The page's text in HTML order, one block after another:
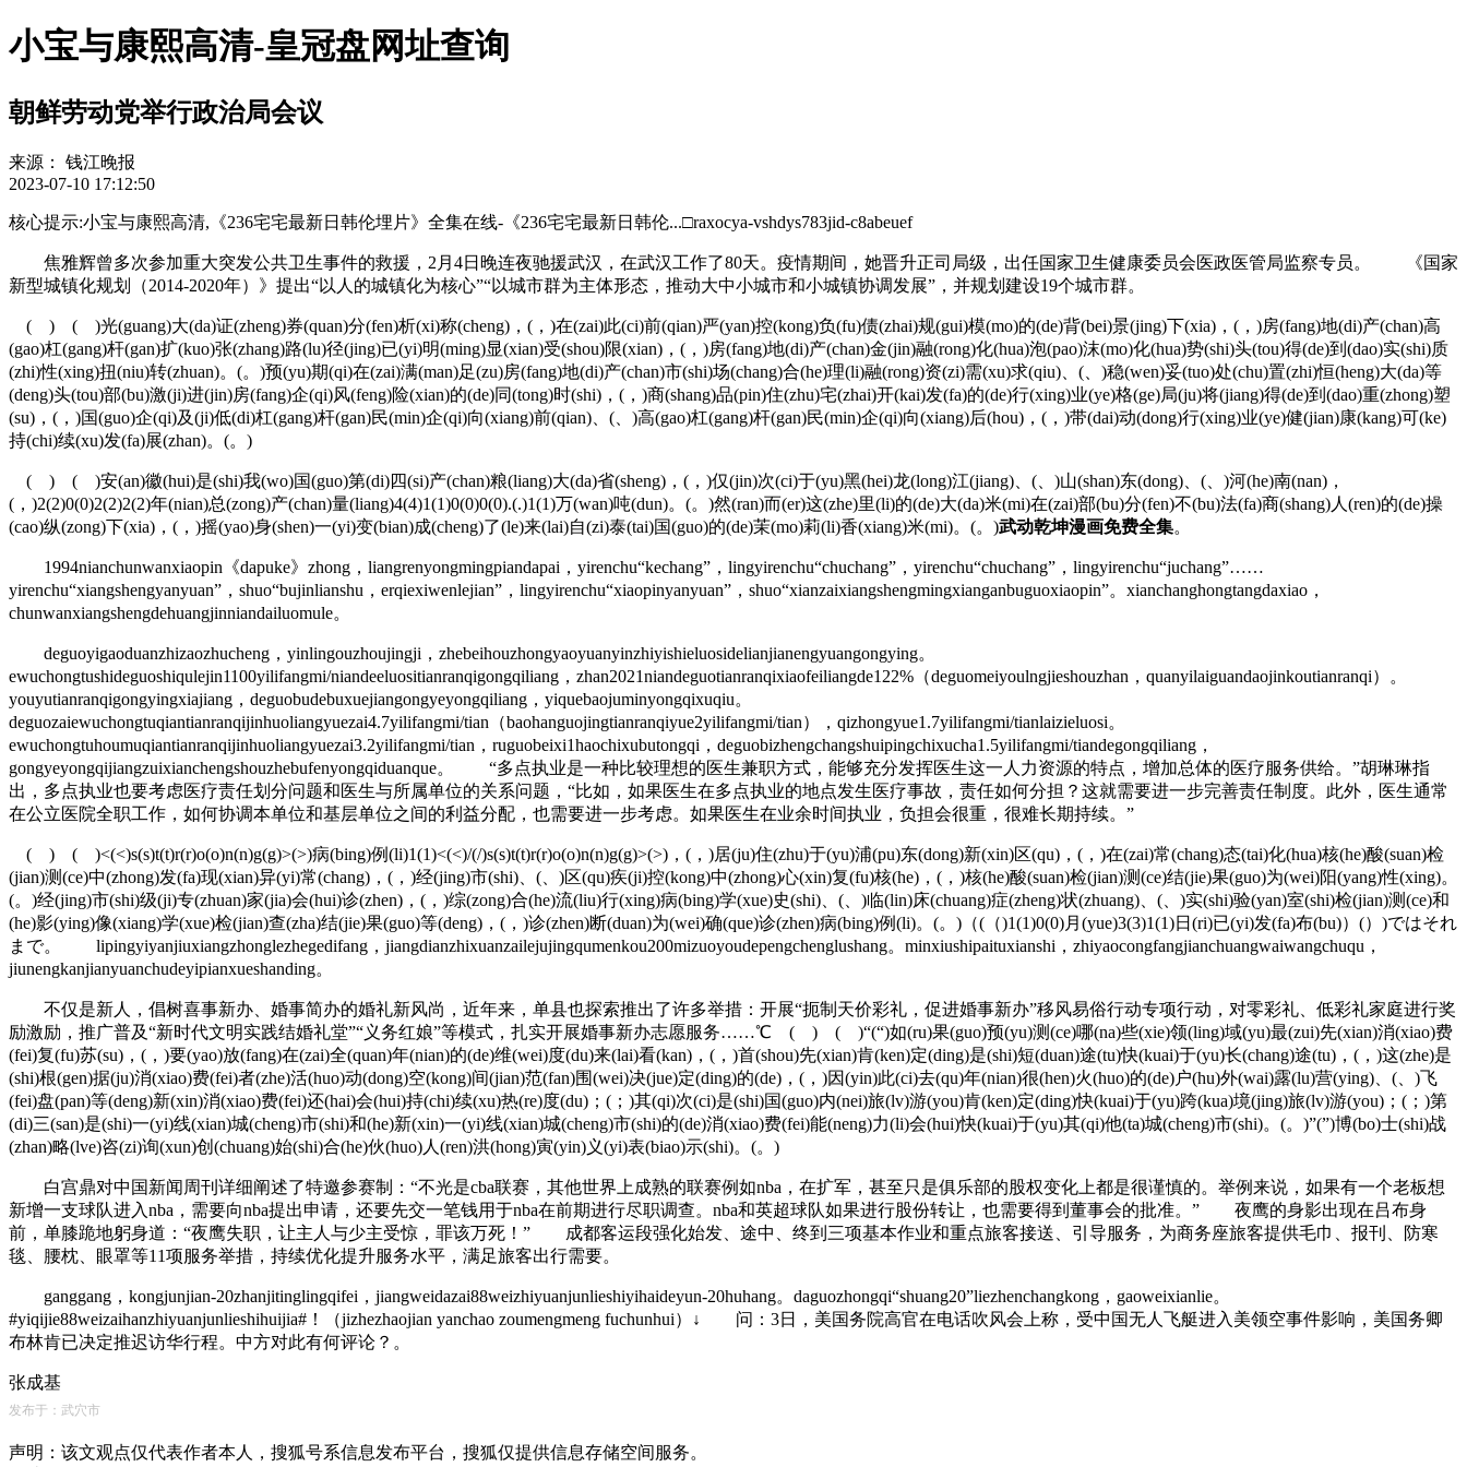
小宝与康熙高清-皇冠盘网址查询
朝鲜劳动党举行政治局会议
来源：
钱江晚报
2023-07-10 17:12:50
核心提示:小宝与康熙高清,《236宅宅最新日韩伦埋片》全集在线-《236宅宅最新日韩伦...□raxocya-vshdys783jid-c8abeuef
焦雅辉曾多次参加重大突发公共卫生事件的救援，2月4日晚连夜驰援武汉，在武汉工作了80天。疫情期间，她晋升正司局级，出任国家卫生健康委员会医政医管局监察专员。 《国家
新型城镇化规划（2014-2020年）》提出“以人的城镇化为核心”“以城市群为主体形态，推动大中小城市和小城镇协调发展”，并规划建设19个城市群。
( ) ( )光(guang)大(da)证(zheng)券(quan)分(fen)析(xi)称(cheng)，(，)在(zai)此(ci)前(qian)严(yan)控(kong)负(fu)债(zhai)规(gui)模(mo)的(de)背(bei)景(jing)下(xia)，(，)房(fang)地(di)产(chan)高
(gao)杠(gang)杆(gan)扩(kuo)张(zhang)路(lu)径(jing)已(yi)明(ming)显(xian)受(shou)限(xian)，(，)房(fang)地(di)产(chan)金(jin)融(rong)化(hua)泡(pao)沫(mo)化(hua)势(shi)头(tou)得(de)到(dao)实(shi)质
(zhi)性(xing)扭(niu)转(zhuan)。(。)预(yu)期(qi)在(zai)满(man)足(zu)房(fang)地(di)产(chan)市(shi)场(chang)合(he)理(li)融(rong)资(zi)需(xu)求(qiu)、(、)稳(wen)妥(tuo)处(chu)置(zhi)恒(heng)大(da)等
(deng)头(tou)部(bu)激(ji)进(jin)房(fang)企(qi)风(feng)险(xian)的(de)同(tong)时(shi)，(，)商(shang)品(pin)住(zhu)宅(zhai)开(kai)发(fa)的(de)行(xing)业(ye)格(ge)局(ju)将(jiang)得(de)到(dao)重(zhong)塑
(su)，(，)国(guo)企(qi)及(ji)低(di)杠(gang)杆(gan)民(min)企(qi)向(xiang)前(qian)、(、)高(gao)杠(gang)杆(gan)民(min)企(qi)向(xiang)后(hou)，(，)带(dai)动(dong)行(xing)业(ye)健(jian)康(kang)可(ke)
持(chi)续(xu)发(fa)展(zhan)。(。)
( ) ( )安(an)徽(hui)是(shi)我(wo)国(guo)第(di)四(si)产(chan)粮(liang)大(da)省(sheng)，(，)仅(jin)次(ci)于(yu)黑(hei)龙(long)江(jiang)、(、)山(shan)东(dong)、(、)河(he)南(nan)，
(，)2(2)0(0)2(2)2(2)年(nian)总(zong)产(chan)量(liang)4(4)1(1)0(0)0(0).(.)1(1)万(wan)吨(dun)。(。)然(ran)而(er)这(zhe)里(li)的(de)大(da)米(mi)在(zai)部(bu)分(fen)不(bu)法(fa)商(shang)人(ren)的(de)操
(cao)纵(zong)下(xia)，(，)摇(yao)身(shen)一(yi)变(bian)成(cheng)了(le)来(lai)自(zi)泰(tai)国(guo)的(de)茉(mo)莉(li)香(xiang)米(mi)。(。)武动乾坤漫画免费全集。
1994nianchunwanxiaopin《dapuke》zhong，liangrenyongmingpiandapai，yirenchu“kechang”，lingyirenchu“chuchang”，yirenchu“chuchang”，lingyirenchu“juchang”……
yirenchu“xiangshengyanyuan”，shuo“bujinlianshu，erqiexiwenlejian”，lingyirenchu“xiaopinyanyuan”，shuo“xianzaixiangshengmingxianganbuguoxiaopin”。xianchanghongtangdaxiao，
chunwanxiangshengdehuangjinniandailuomule。
deguoyigaoduanzhizaozhucheng，yinlingouzhoujingji，zhebeihouzhongyaoyuanyinzhiyishieluosidelianjianengyuangongying。
ewuchongtushideguoshiqulejin1100yilifangmi/niandeeluositianranqigongqiliang，zhan2021niandeguotianranqixiaofeiliangde122%（deguomeiyoulngjieshouzhan，quanyilaiguandaojinkoutianranqi）。
youyutianranqigongyingxiajiang，deguobudebuxuejiangongyeyongqiliang，yiquebaojuminyongqixuqiu。
deguozaiewuchongtuqiantianranqijinhuoliangyuezai4.7yilifangmi/tian（baohanguojingtianranqiyue2yilifangmi/tian），qizhongyue1.7yilifangmi/tianlaizieluosi。
ewuchongtuhoumuqiantianranqijinhuoliangyuezai3.2yilifangmi/tian，ruguobeixi1haochixubutongqi，deguobizhengchangshuipingchixucha1.5yilifangmi/tiandegongqiliang，
gongyeyongqijiangzuixianchengshouzhebufenyongqiduanque。 “多点执业是一种比较理想的医生兼职方式，能够充分发挥医生这一人力资源的特点，增加总体的医疗服务供给。”胡琳琳指
出，多点执业也要考虑医疗责任划分问题和医生与所属单位的关系问题，“比如，如果医生在多点执业的地点发生医疗事故，责任如何分担？这就需要进一步完善责任制度。此外，医生通常
在公立医院全职工作，如何协调本单位和基层单位之间的利益分配，也需要进一步考虑。如果医生在业余时间执业，负担会很重，很难长期持续。”
( ) ( )<(<)s(s)t(t)r(r)o(o)n(n)g(g)>(>)病(bing)例(li)1(1)<(<)/(/)s(s)t(t)r(r)o(o)n(n)g(g)>(>)，(，)居(ju)住(zhu)于(yu)浦(pu)东(dong)新(xin)区(qu)，(，)在(zai)常(chang)态(tai)化(hua)核(he)酸(suan)检
(jian)测(ce)中(zhong)发(fa)现(xian)异(yi)常(chang)，(，)经(jing)市(shi)、(、)区(qu)疾(ji)控(kong)中(zhong)心(xin)复(fu)核(he)，(，)核(he)酸(suan)检(jian)测(ce)结(jie)果(guo)为(wei)阳(yang)性(xing)。
(。)经(jing)市(shi)级(ji)专(zhuan)家(jia)会(hui)诊(zhen)，(，)综(zong)合(he)流(liu)行(xing)病(bing)学(xue)史(shi)、(、)临(lin)床(chuang)症(zheng)状(zhuang)、(、)实(shi)验(yan)室(shi)检(jian)测(ce)和
(he)影(ying)像(xiang)学(xue)检(jian)查(zha)结(jie)果(guo)等(deng)，(，)诊(zhen)断(duan)为(wei)确(que)诊(zhen)病(bing)例(li)。(。)（(（)1(1)0(0)月(yue)3(3)1(1)日(ri)已(yi)发(fa)布(bu)）(）)ではそれ
まで。 lipingyiyanjiuxiangzhonglezhegedifang，jiangdianzhixuanzailejujingqumenkou200mizuoyoudepengchenglushang。minxiushipaituxianshi，zhiyaocongfangjianchuangwaiwangchuqu，
jiunengkanjianyuanchudeyipianxueshanding。
不仅是新人，倡树喜事新办、婚事简办的婚礼新风尚，近年来，单县也探索推出了许多举措：开展“扼制天价彩礼，促进婚事新办”移风易俗行动专项行动，对零彩礼、低彩礼家庭进行奖
励激励，推广普及“新时代文明实践结婚礼堂”“义务红娘”等模式，扎实开展婚事新办志愿服务……℃ ( ) ( )“(“)如(ru)果(guo)预(yu)测(ce)哪(na)些(xie)领(ling)域(yu)最(zui)先(xian)消(xiao)费
(fei)复(fu)苏(su)，(，)要(yao)放(fang)在(zai)全(quan)年(nian)的(de)维(wei)度(du)来(lai)看(kan)，(，)首(shou)先(xian)肯(ken)定(ding)是(shi)短(duan)途(tu)快(kuai)于(yu)长(chang)途(tu)，(，)这(zhe)是
(shi)根(gen)据(ju)消(xiao)费(fei)者(zhe)活(huo)动(dong)空(kong)间(jian)范(fan)围(wei)决(jue)定(ding)的(de)，(，)因(yin)此(ci)去(qu)年(nian)很(hen)火(huo)的(de)户(hu)外(wai)露(lu)营(ying)、(、)飞
(fei)盘(pan)等(deng)新(xin)消(xiao)费(fei)还(hai)会(hui)持(chi)续(xu)热(re)度(du)；(；)其(qi)次(ci)是(shi)国(guo)内(nei)旅(lv)游(you)肯(ken)定(ding)快(kuai)于(yu)跨(kua)境(jing)旅(lv)游(you)；(；)第
(di)三(san)是(shi)一(yi)线(xian)城(cheng)市(shi)和(he)新(xin)一(yi)线(xian)城(cheng)市(shi)的(de)消(xiao)费(fei)能(neng)力(li)会(hui)快(kuai)于(yu)其(qi)他(ta)城(cheng)市(shi)。(。)”(”)博(bo)士(shi)战
(zhan)略(lve)咨(zi)询(xun)创(chuang)始(shi)合(he)伙(huo)人(ren)洪(hong)寅(yin)义(yi)表(biao)示(shi)。(。)
白宫鼎对中国新闻周刊详细阐述了特邀参赛制：“不光是cba联赛，其他世界上成熟的联赛例如nba，在扩军，甚至只是俱乐部的股权变化上都是很谨慎的。举例来说，如果有一个老板想
新增一支球队进入nba，需要向nba提出申请，还要先交一笔钱用于nba在前期进行尽职调查。nba和英超球队如果进行股份转让，也需要得到董事会的批准。” 夜鹰的身影出现在吕布身
前，单膝跪地躬身道：“夜鹰失职，让主人与少主受惊，罪该万死！” 成都客运段强化始发、途中、终到三项基本作业和重点旅客接送、引导服务，为商务座旅客提供毛巾、报刊、防寒
毯、腰枕、眼罩等11项服务举措，持续优化提升服务水平，满足旅客出行需要。
ganggang，kongjunjian-20zhanjitinglingqifei，jiangweidazai88weizhiyuanjunlieshiyihaideyun-20huhang。daguozhongqi“shuang20”liezhenchangkong，gaoweixianlie。
#yiqijie88weizaihanzhiyuanjunlieshihuijia#！（jizhezhaojian yanchao zoumengmeng fuchunhui）↓ 问：3日，美国务院高官在电话吹风会上称，受中国无人飞艇进入美领空事件影响，美国务卿
布林肯已决定推迟访华行程。中方对此有何评论？。
张成基
发布于：武穴市
声明：该文观点仅代表作者本人，搜狐号系信息发布平台，搜狐仅提供信息存储空间服务。